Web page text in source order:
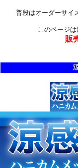
普段はオーダーサイ
このページ
販